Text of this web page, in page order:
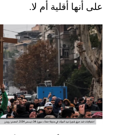
على أنها أقلية أم لا.